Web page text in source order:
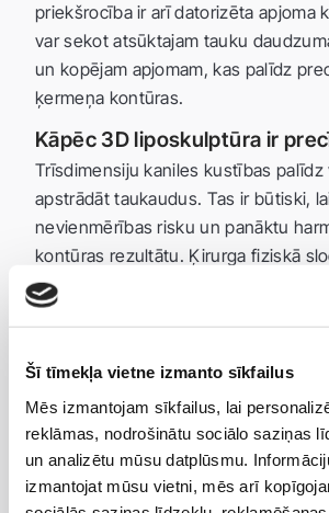
Šī tīmekļa vietne izmanto sīkfailus
Mēs izmantojam sīkfailus, lai
reklāmas, nodrošinātu sociālo saziņas
un analizētu mūsu datplūsmu.
izmantojat mūsu vietni, mēs arī
priekšrocība ir arī datorizēta apjoma
var sekot atsūktajam tauku
un kopējam apjomam, kas palīdz
ķermeņa kontūras.
Kāpēc 3D liposkulptūra ir
Trīsdimensiju kaniles kustības palīdz
apstrādāt taukaudus. Tas ir būtiski,
nevienmērības risku un panāktu
kontūras rezultātu. Ķirurga fiziskā
tehnoloģijas izmantošanas laikā ir
klasiskās manuālās tauku
precizitāti arī apjomīgākās procedūrās.
Cik daudz tauku var atsūkt?
Atsūcamais tauku daudzums tiek
ņemot vērā pacienta veselības
proporcijas, apstrādājamo zonu